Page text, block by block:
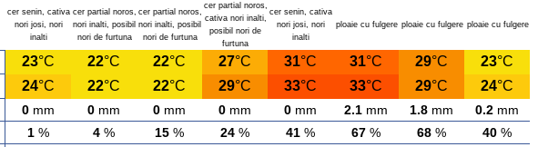
cer senin, cativa
nori josi, nori
inalti
cer partial noros,
nori inalti, posibil
nori de furtuna
cer partial noros,
nori inalti, posibil
nori de furtuna
cer partial noros,
cativa nori inalti,
posibil nori de
furtuna
cer senin, cativa
nori josi, nori
inalti
ploaie cu fulgere ploaie cu fulgere ploaie cu fulgere
23°C 22°C 22°C 27°C 31°C 31°C 29°C 23°C
24°C 22°C 22°C 29°C 33°C 33°C 29°C 24°C
0mm 0mm 0mm 0mm 0mm 2.1mm 1.8mm 0.2mm
1% 4% 15% 24% 41% 67% 68% 40%